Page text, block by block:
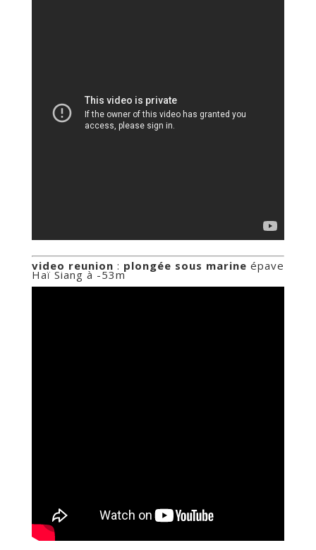
video reunion : plongée sous marine épave
Haï Siang à -53m